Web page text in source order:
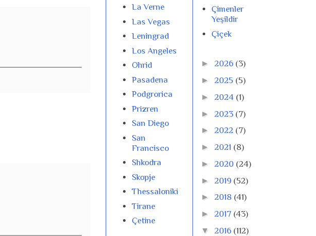
La Verne
Las Vegas
Leningrad
Los Angeles
Ohrid
Pasadena
Podgrorica
Prizren
San Diego
San
Francisco
Shkodra
Skopje
Thessaloniki
Tirane
Çetine
Çimenler
Yeşildir
Çiçek
► 2026 (3)
► 2025 (5)
► 2024 (1)
► 2023 (7)
► 2022 (7)
► 2021 (8)
► 2020 (24)
► 2019 (52)
► 2018 (41)
► 2017 (43)
▼ 2016 (112)